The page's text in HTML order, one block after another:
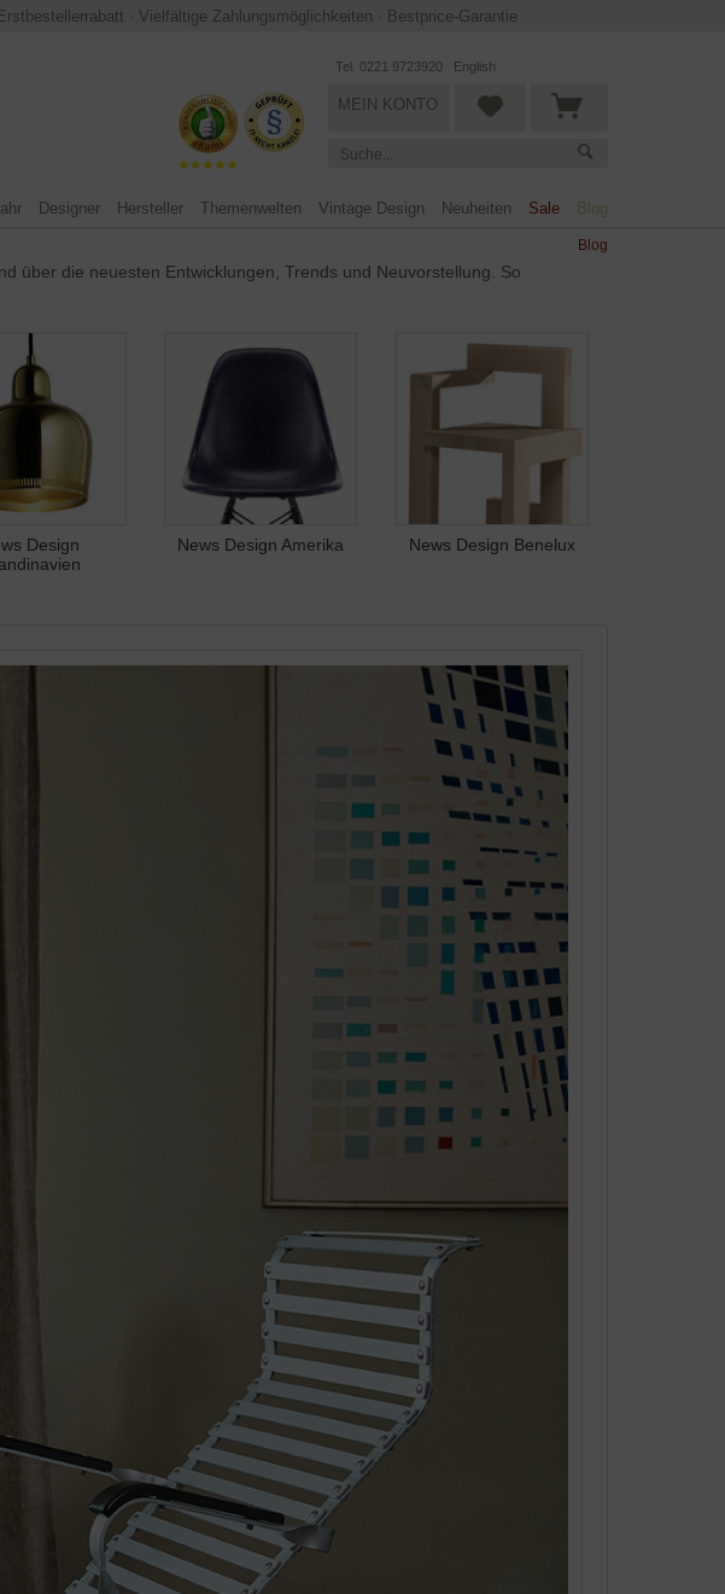
· Vielfältige Zahlungsmöglichkeiten · Bestprice-Garantie
Tel. 0221 9723920 English
MEIN KONTO
Designer Hersteller Themenwelten Vintage Design Neuheiten Sale Blog
Blog
über die neuesten Entwicklungen, Trends und Neuvorstellung. So
Design
News Design Amerika News Design Benelux